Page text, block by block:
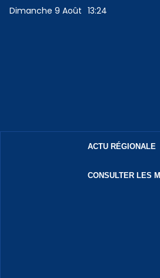
Dimanche 9 Août 13:24
ACTU RÉGIONALE
CONSULTER LES